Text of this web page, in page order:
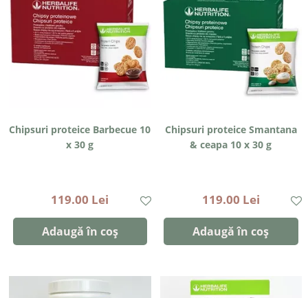
Chipsuri proteice Barbecue 10
x 30 g
119.00 Lei
Adaugă în coș
Chipsuri proteice Smantana
& ceapa 10 x 30 g
119.00 Lei
Adaugă în coș